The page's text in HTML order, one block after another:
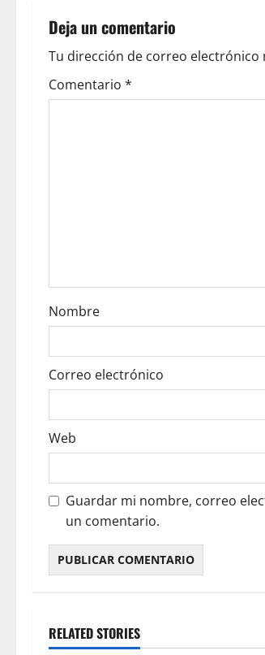
n
a
v
o
n
Deja un comentario
Tu dirección de correo electrónico
Comentario *
Nombre
Correo electrónico
Web
Guardar mi nombre, correo
un comentario.
RELATED STORIES